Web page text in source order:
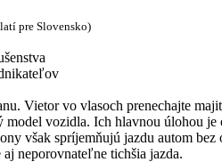
pre Slovensko)
Vietor vo vlasoch prenechajte
model vozidla. Ich hlavnou úlohou
však spríjemňujú jazdu autom
neporovnateľne tichšia jazda.